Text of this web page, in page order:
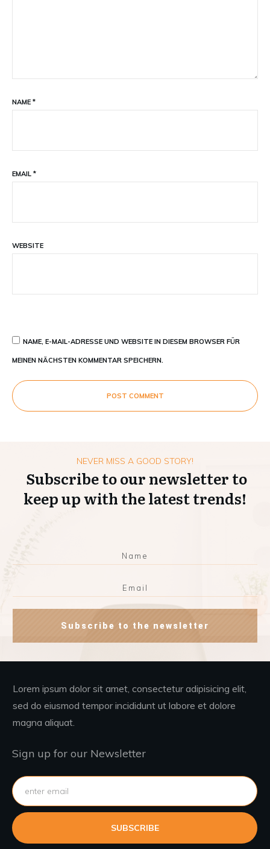
NAME *
EMAIL *
WEBSITE
NAME, E-MAIL-ADRESSE UND WEBSITE IN DIESEM BROWSER FÜR
MEINEN NÄCHSTEN KOMMENTAR SPEICHERN.
POST COMMENT
NEVER MISS A GOOD STORY!
Subscribe to our newsletter to
keep up with the latest trends!
Subscribe to the newsletter
Lorem ipsum dolor sit amet, consectetur adipisicing elit,
sed do eiusmod tempor incididunt ut labore et dolore
magna aliquat.
Sign up for our Newsletter
SUBSCRIBE